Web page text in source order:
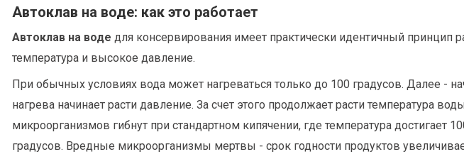
Автоклав на воде: как это работает
Автоклав на воде для консервирования имеет практически идентичный принцип
температура и высокое давление.
При обычных условиях вода может нагреваться только до 100 градусов. Далее -
нагрева начинает расти давление. За счет этого продолжает расти температура
микроорганизмов гибнут при стандартном кипячении, где температура
градусов. Вредные микроорганизмы мертвы - срок годности продуктов